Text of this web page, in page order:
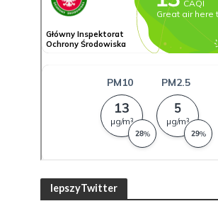
lepszyTwitter